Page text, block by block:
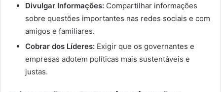
Divulgar Informações: Compartilhar informações
sobre questões importantes nas redes sociais e com
amigos e familiares.
Cobrar dos Líderes: Exigir que os governantes e
empresas adotem políticas mais sustentáveis e
justas.